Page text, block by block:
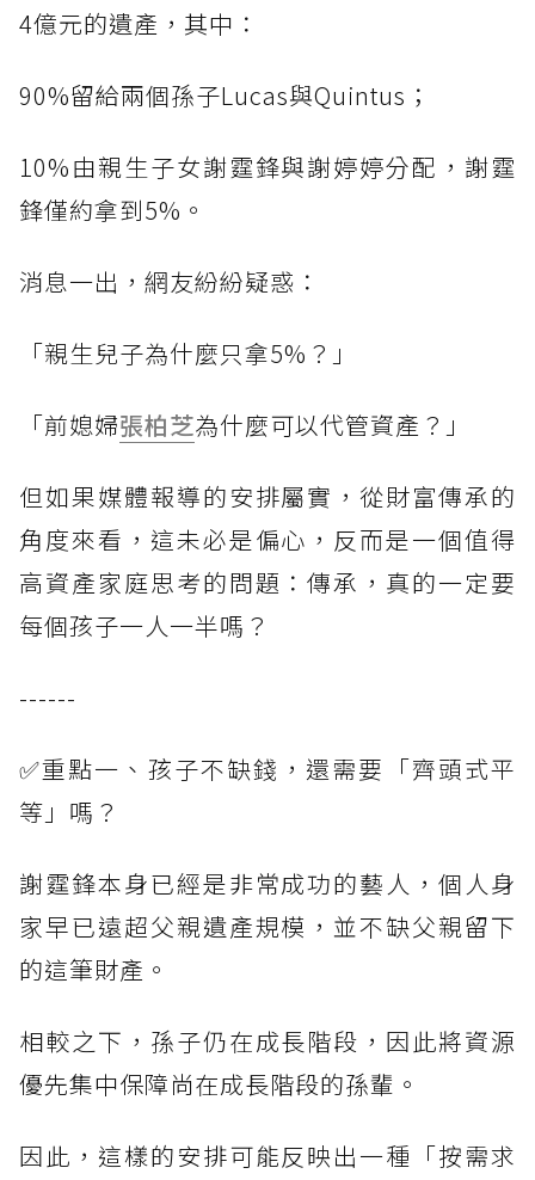
4億元的遺產，其中：
90%留給兩個孫子Lucas與Quintus；
10%由親生子女謝霆鋒與謝婷婷分配，謝霆
鋒僅約拿到5%。
消息一出，網友紛紛疑惑：
「親生兒子為什麼只拿5%？」
「前媳婦張柏芝為什麼可以代管資產？」
但如果媒體報導的安排屬實，從財富傳承的
角度來看，這未必是偏心，反而是一個值得
高資產家庭思考的問題：傳承，真的一定要
每個孩子一人一半嗎？
------
✅重點一、孩子不缺錢，還需要「齊頭式平
等」嗎？
謝霆鋒本身已經是非常成功的藝人，個人身
家早已遠超父親遺產規模，並不缺父親留下
的這筆財產。
相較之下，孫子仍在成長階段，因此將資源
優先集中保障尚在成長階段的孫輩。
因此，這樣的安排可能反映出一種「按需求